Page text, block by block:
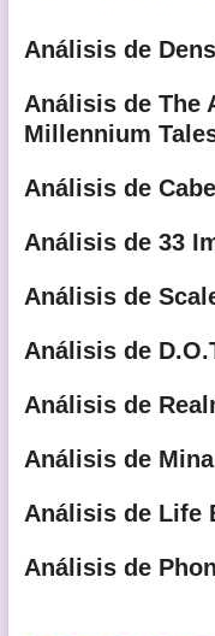
Análisis de
Análisis de The
Millennium
Análisis de
Análisis de 33
Análisis de
Análisis de
Análisis de
Análisis de
Análisis de Life
Análisis de